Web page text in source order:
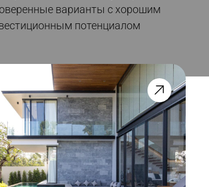
варианты с хорошим
потенциалом